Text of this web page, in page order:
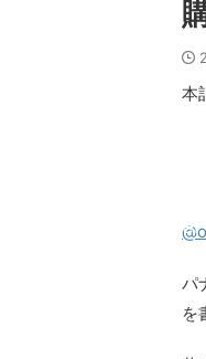
本
パ
を